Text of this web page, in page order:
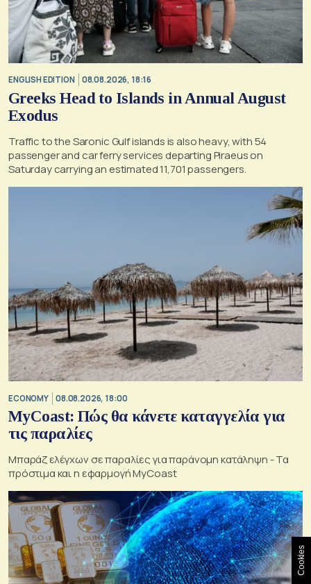
ENGLISH EDITION 08.08.2026, 18:16
Greeks Head to Islands in Annual August
Exodus
Traffic to the Saronic Gulf islands is also heavy, with 54
passenger and car ferry services departing Piraeus on
Saturday carrying an estimated 11,701 passengers.
ECONOMY 08.08.2026, 18:00
MyCoast: Πώς θα κάνετε καταγγελία για
τις παραλίες
Μπαράζ ελέγχων σε παραλίες για παράνομη κατάληψη - Τα
πρόστιμα και η εφαρμογή MyCoast
Cookies